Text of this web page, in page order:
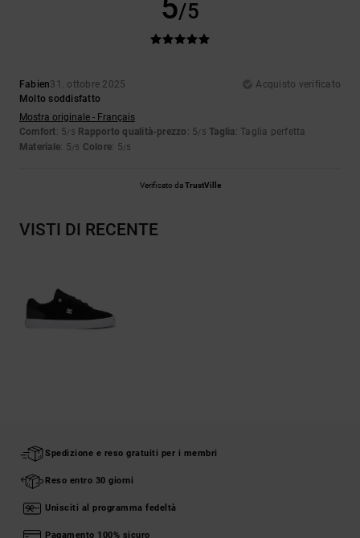
5/5
Fabien31. ottobre 2025
Acquisto verificato
Molto soddisfatto
Mostra originale - Français
Comfort: 5/5 Rapporto qualità-prezzo : 5/5 Taglia: Taglia perfetta
Materiale: 5/5 Colore: 5/5
Verificato daTrustVille
VISTI DI RECENTE
Spedizione e reso gratuiti per i membri
Reso entro 30 giorni
Unisciti al programma fedeltà
Pagamento 100% sicuro